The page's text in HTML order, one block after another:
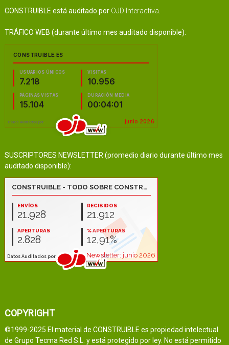
CONSTRUIBLE está auditado por OJD Interactiva
TRÁFICO WEB (durante último mes auditado disponible):
SUSCRIPTORES NEWSLETTER (promedio diario durante último mes
auditado disponible):
COPYRIGHT
©1999-2025 El material de CONSTRUIBLE es propiedad intelectual
de Grupo Tecma Red S.L. y está protegido por ley. No está permitido